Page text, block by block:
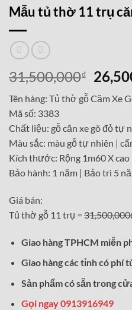
Mẫu tủ thờ 11 trụ
31,500,000₫
Giá
gốc
là:
Tên hàng: Tủ thờ gỗ Căm Xe
Mã số: 3383
Chất liệu: gỗ căn xe gõ đỏ tự
Màu sắc: màu gỗ tự nhiên |
Kích thước: Rộng 1m60 X cao
Bảo hành: 1 năm | Bảo trì 5
Giá bán:
Tủ thờ gỗ 11 trụ =
Giao hàng TPHCM miễn
Giao hàng các tỉnh có phí
Sản phẩm có sẵn trong
Gọi ngay 0913916949